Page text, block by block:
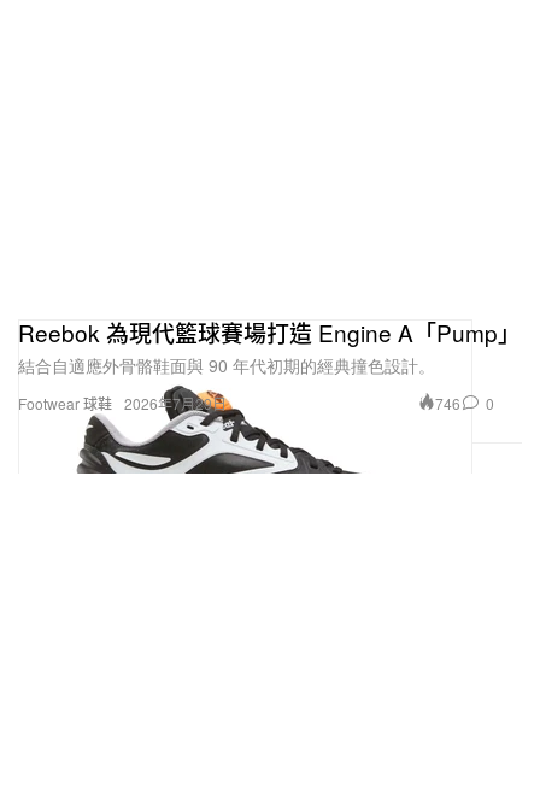
Reebok
X Hed Mayner Classic Leather
$300 USD
購買鏈接：HBX
Footwear 球鞋
Reebok 為現代籃球賽場打造 Engine A「Pump」
結合自適應外骨骼鞋面與 90 年代初期的經典撞色設計。
2026年7月29日 746 0